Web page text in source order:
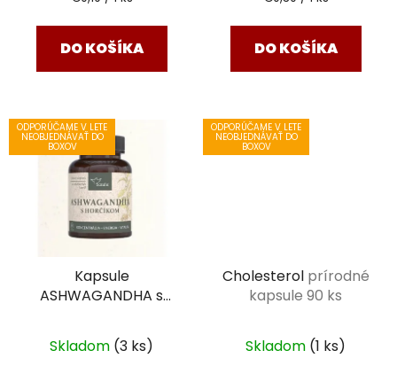
DO KOŠÍKA DO KOŠÍKA
ODPORÚČAME V LETE
NEOBJEDNÁVAŤ DO
BOXOV
Kapsule
ASHWAGANDHA s
Skladom (3 ks)
ODPORÚČAME V LETE
NEOBJEDNÁVAŤ DO
BOXOV
Cholesterol prírodné
kapsule 90 ks
Skladom (1 ks)